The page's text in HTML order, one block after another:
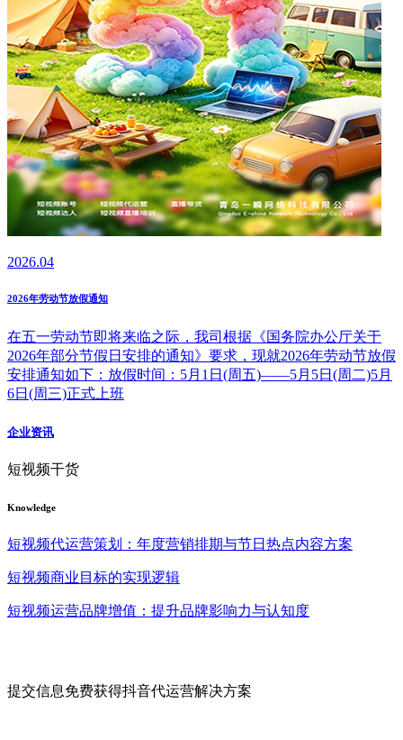
2026.04
2026年劳动节放假通知
在五一劳动节即将来临之际，我司根据《国务院办公厅关于
2026年部分节假日安排的通知》要求，现就2026年劳动节放假
安排通知如下：放假时间：5月1日(周五)——5月5日(周二)5月
6日(周三)正式上班
企业资讯
短视频干货
Knowledge
短视频代运营策划：年度营销排期与节日热点内容方案
短视频商业目标的实现逻辑
短视频运营品牌增值：提升品牌影响力与认知度
提交信息免费获得抖音代运营解决方案